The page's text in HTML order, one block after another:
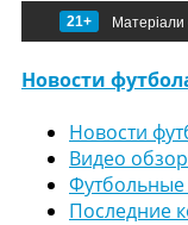
21+ Матеріали
Новости
Новости
Видео
Последние